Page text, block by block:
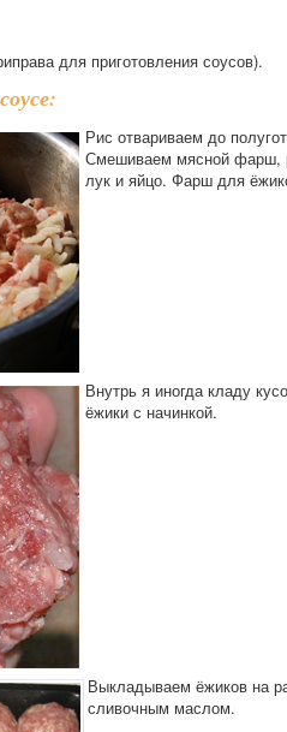
для приготовления соусов).
Рис отвариваем до
Смешиваем мясной фарш,
лук и яйцо. Фарш для
Внутрь я иногда кладу
ёжики с начинкой.
Выкладываем ёжиков на
сливочным маслом.